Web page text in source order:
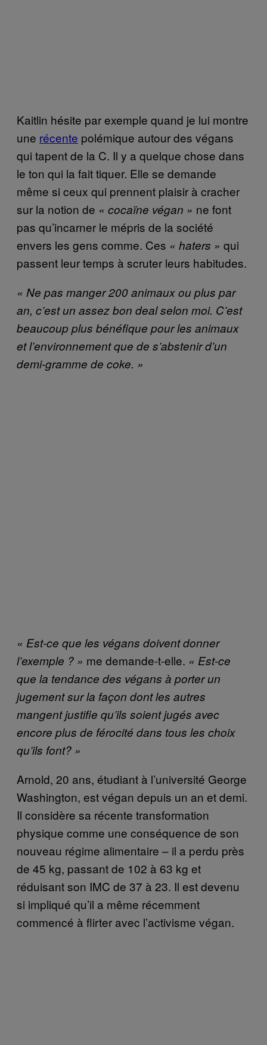
Kaitlin hésite par exemple quand je lui montre
une récente polémique autour des végans
qui tapent de la C. Il y a quelque chose dans
le ton qui la fait tiquer. Elle se demande
même si ceux qui prennent plaisir à cracher
sur la notion de « cocaïne végan » ne font
pas qu’incarner le mépris de la société
envers les gens comme. Ces « haters » qui
passent leur temps à scruter leurs habitudes.
« Ne pas manger 200 animaux ou plus par
an, c’est un assez bon deal selon moi. C’est
beaucoup plus bénéfique pour les animaux
et l’environnement que de s’abstenir d’un
demi-gramme de coke. »
« Est-ce que les végans doivent donner
l’exemple ? » me demande-t-elle. « Est-ce
que la tendance des végans à porter un
jugement sur la façon dont les autres
mangent justifie qu’ils soient jugés avec
encore plus de férocité dans tous les choix
qu’ils font? »
Arnold, 20 ans, étudiant à l’université George
Washington, est végan depuis un an et demi.
Il considère sa récente transformation
physique comme une conséquence de son
nouveau régime alimentaire – il a perdu près
de 45 kg, passant de 102 à 63 kg et
réduisant son IMC de 37 à 23. Il est devenu
si impliqué qu’il a même récemment
commencé à flirter avec l’activisme végan.